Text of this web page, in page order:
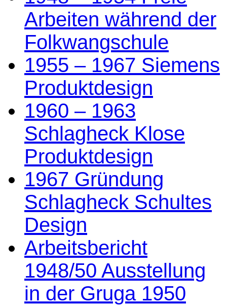
Arbeiten während der
Folkwangschule
1955 – 1967 Siemens
Produktdesign
1960 – 1963
Schlagheck Klose
Produktdesign
1967 Gründung
Schlagheck Schultes
Design
Arbeitsbericht
1948/50 Ausstellung
in der Gruga 1950